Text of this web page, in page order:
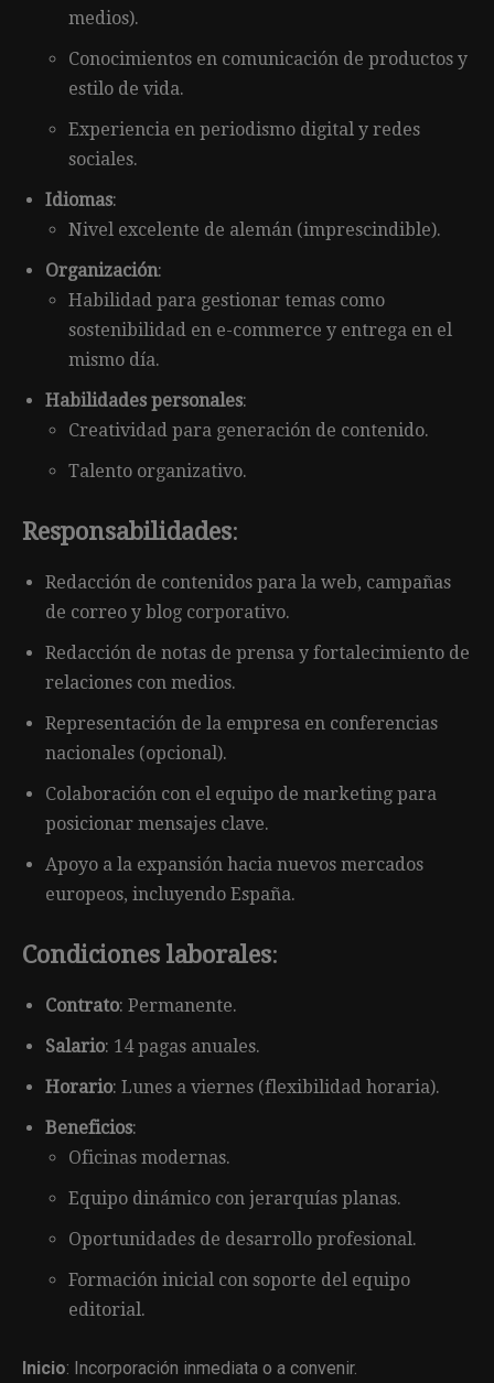
medios).
Conocimientos en comunicación de productos y
estilo de vida.
Experiencia en periodismo digital y redes
sociales.
Idiomas:
Nivel excelente de alemán (imprescindible).
Organización:
Habilidad para gestionar temas como
sostenibilidad en e-commerce y entrega en el
mismo día.
Habilidades personales:
Creatividad para generación de contenido.
Talento organizativo.
Responsabilidades:
Redacción de contenidos para la web, campañas
de correo y blog corporativo.
Redacción de notas de prensa y fortalecimiento de
relaciones con medios.
Representación de la empresa en conferencias
nacionales (opcional).
Colaboración con el equipo de marketing para
posicionar mensajes clave.
Apoyo a la expansión hacia nuevos mercados
europeos, incluyendo España.
Condiciones laborales:
Contrato: Permanente.
Salario: 14 pagas anuales.
Horario: Lunes a viernes (flexibilidad horaria).
Beneficios:
Oficinas modernas.
Equipo dinámico con jerarquías planas.
Oportunidades de desarrollo profesional.
Formación inicial con soporte del equipo
editorial.
Inicio: Incorporación inmediata o a convenir.